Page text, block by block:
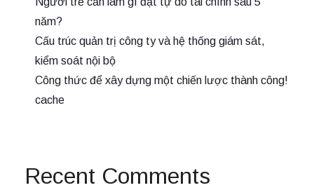
năm?
Cấu trúc quản trị công ty và hệ thống giám sát,
kiểm soát nội bộ
Công thức để xây dựng một chiến lược thành công!
cache
Recent Comments